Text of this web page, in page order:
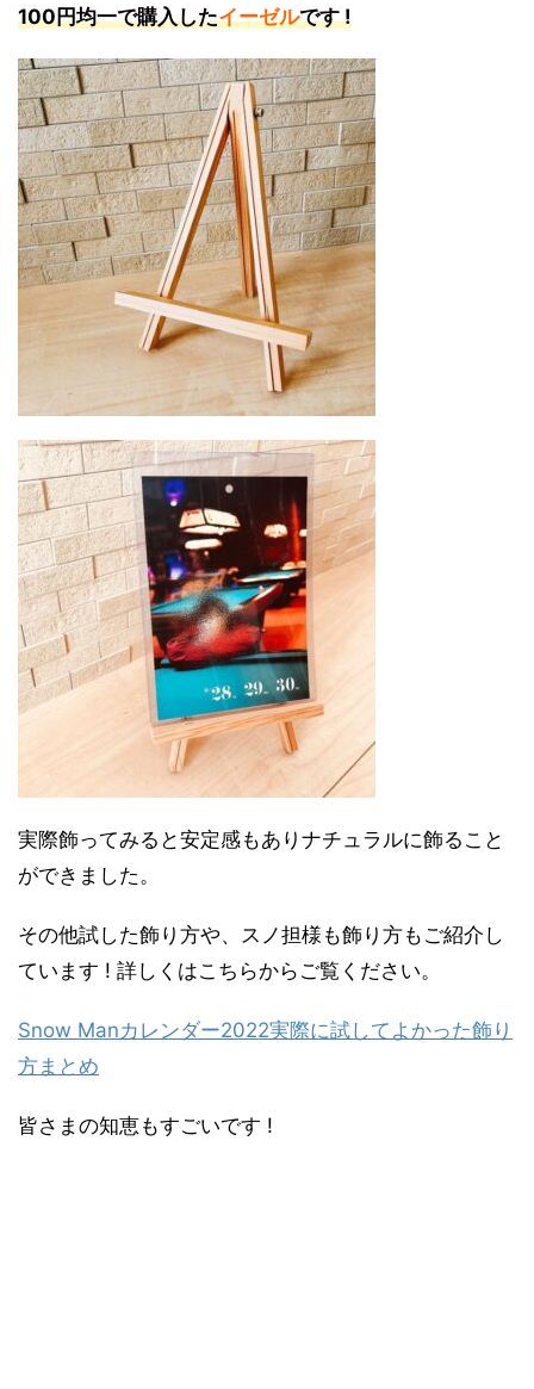
100円均一で購入したイーゼルです !
実際飾ってみると安定感もありナチュラルに飾ること
ができました。
その他試した飾り方や、スノ担様も飾り方もご紹介し
ています ! 詳しくはこちらからご覧ください。
Snow Manカレンダー2022実際に試してよかった飾り
方まとめ
皆さまの知恵もすごいです !